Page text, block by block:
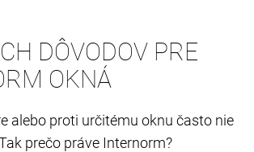
DÔVODOV PRE
OKNÁ
alebo proti určitému oknu často nie
prečo práve Internorm?